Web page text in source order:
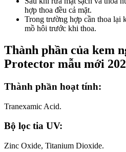
hợp thoa đều cả mặt.
Trong trường hợp cần thoa lại
mồ hôi trước khi thoa.
Thành phần của kem
Protector mẫu mới
Thành phần hoạt tính:
Tranexamic Acid.
Bộ lọc tia UV:
Zinc Oxide, Titanium Dioxide.